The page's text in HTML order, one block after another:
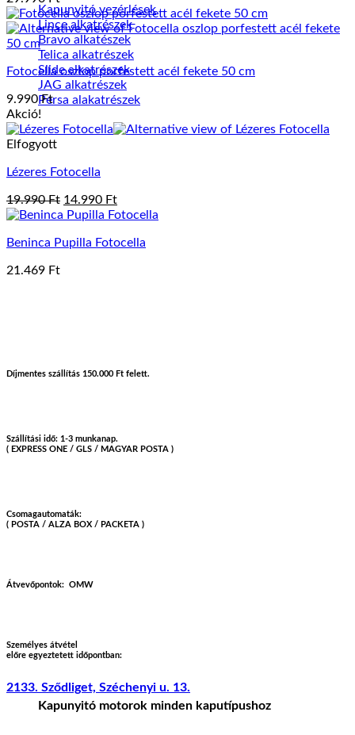
Kapunyitó vezérlések
Lince alkatrészek
Bravo alkatészek
Telica alkatrészek
Slide alkatrészek
JAG alkatrészek
Persa alakatrészek
Kapunyitó motorok minden kaputípushoz
Fotocella oszlop porfestett acél fekete 50 cm
9.990Ft
Akció!
Elfogyott
Lézeres Fotocella
19.990Ft Original
price
19.990 Ft.
14.990 FtCurrent
price
14.990 Ft.
Beninca Pupilla Fotocella
21.469 Ft
Díjmentes szállítás 150.000 Ft felett.
Szállítási idő: 1-3 munkanap.
( EXPRESS ONE / GLS / MAGYAR POSTA )
Csomagautomaták:
( POSTA / ALZA BOX / PACKETA )
Átvevőpontok: OMW
Személyes átvétel
előre egyeztetett időpontban:
2133. Sződliget, Széchenyi u. 13.